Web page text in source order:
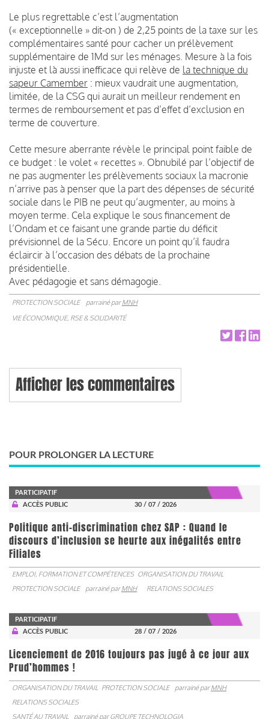
Le plus regrettable c’est l’augmentation
(« exceptionnelle » dit-on ) de 2,25 points de la taxe sur les
complémentaires santé pour cacher un prélèvement
supplémentaire de 1Md sur les ménages. Mesure à la fois
injuste et là aussi inefficace qui relève de la technique du
sapeur Camember : mieux vaudrait une augmentation,
limitée, de la CSG qui aurait un meilleur rendement en
termes de remboursement et pas d’effet d’exclusion en
terme de couverture.
Cette mesure aberrante révèle le principal point faible de
ce budget : le volet « recettes ». Obnubilé par l’objectif de
ne pas augmenter les prélèvements sociaux la macronie
n’arrive pas à penser que la part des dépenses de sécurité
sociale dans le PIB ne peut qu’augmenter, au moins à
moyen terme. Cela explique le sous financement de
l’Ondam et ce faisant une grande partie du déficit
prévisionnel de la Sécu. Encore un point qu’il faudra
éclaircir à l’occasion des débats de la prochaine
présidentielle.
Avec pédagogie et sans démagogie.
PROTECTION SOCIALE parrainé parMNH
VIE ÉCONOMIQUE, RSE & SOLIDARITÉ
Afficher les commentaires
POUR PROLONGER LA LECTURE
PARTICIPATIF
ACCÈS PUBLIC
30 / 07 / 2026
Politique anti-discrimination chez SAP : Quand le
discours d’inclusion se heurte aux inégalités entre
Filiales
EMPLOI, FORMATION ET COMPÉTENCES ORGANISATION DU TRAVAIL
PROTECTION SOCIALE
parrainé parMNH RELATIONS SOCIALES
PARTICIPATIF
ACCÈS PUBLIC
28 / 07 / 2026
Licenciement de 2016 toujours pas jugé à ce jour aux
Prud’hommes !
ORGANISATION DU TRAVAIL PROTECTION SOCIALE parrainé parMNH
RELATIONS SOCIALES
SANTÉ AU TRAVAIL
parrainé parGROUPE TECHNOLOGIA